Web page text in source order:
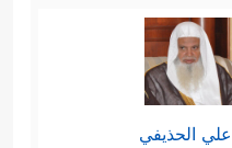
علي الحذيفي